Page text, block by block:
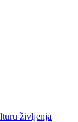
življenja